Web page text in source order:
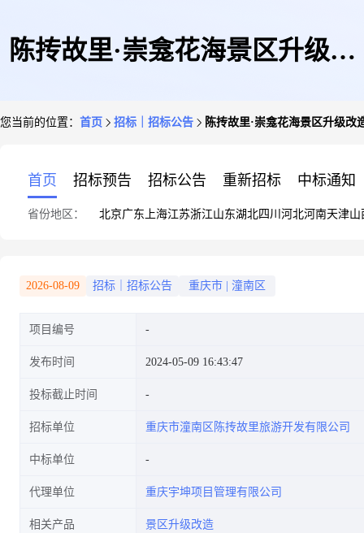
陈抟故里·崇龛花海景区升级改
您当前的位置： 首页 招标｜招标公告 陈抟故里·崇龛花海景区升级
首页 招标预告 招标公告 重新招标 中标通知
省份地区： 北京广东 上海江苏浙江山东湖北四川 河北河南天津山
2026-08-09 招标｜招标公告 重庆市 潼南区
项目编号
发布时间 2024-05-09 16:43:47
投标截止时间
招标单位 重庆市潼南区陈抟故里旅游开发有限公司
中标单位
代理单位 重庆宇坤项目管理有限公司
相关产品 景区升级改造